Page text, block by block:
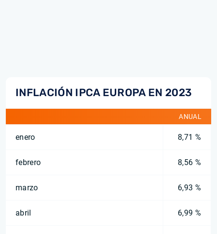
INFLACIÓN IPCA EUROPA EN 2023
ANUAL
enero 8,71 %
febrero 8,56 %
marzo 6,93 %
abril 6,99 %